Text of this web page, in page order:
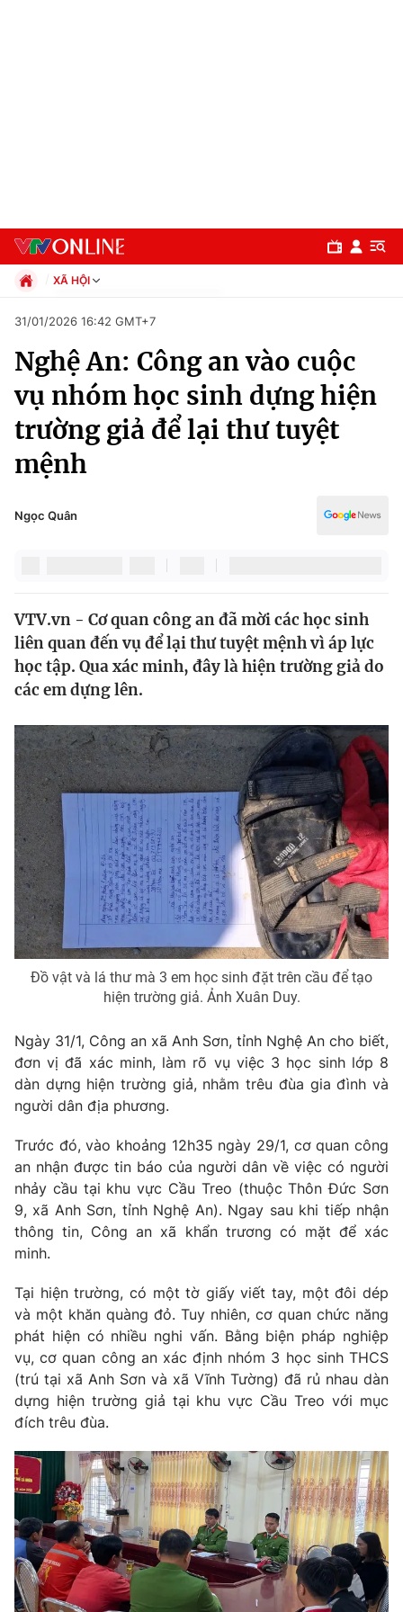
Chuyên mục
Chính trị
Xã hội
Pháp luật
Thế giới
Tin tức
Thế giới đó đây
Câu chuyện quốc tế
Kinh tế
Thị trường
Góc doanh nghiệp
Dữ liệu và đời sống
Truyền hình
Phim VTV
Hậu trường
Nhân vật
Khán giả
Giải sao mai
Giải trí
Điện ảnh
Âm nhạc
Sao
Đời sống
Du lịch
Làm đẹp
Chất lượng cuộc sống
Giáo dục
Tuyển sinh
Học trực tuyến
Công nghệ
Sản phẩm
Thị trường
Giao lưu trực tuyến
Lịch phát sóng
Chuyên mục khác
Emagazine Podcast
Photo Infographic
Video Shorts video
VTV Money VTV Thể thao
VTV Sức khoẻ Bất động sản
Thị trường 24h Tấm lòng Việt
VTV4 Vươn mình bằng AI
VTV9 VTV8
Liên hệ tòa soạn English
XÃ HỘI
Xã hội
Pháp luật
Kinh tế
Thể thao
Truyền hình
Văn hóa - Giải trí
Y tế
Công nghệ
31/01/2026 16:42 GMT+7
Nghệ An: Công an vào cuộc
vụ nhóm học sinh dựng hiện
trường giả để lại thư tuyệt
mệnh
Ngọc Quân
VTV.vn - Cơ quan công an đã mời các học sinh
liên quan đến vụ để lại thư tuyệt mệnh vì áp lực
học tập. Qua xác minh, đây là hiện trường giả do
các em dựng lên.
Đồ vật và lá thư mà 3 em học sinh đặt trên cầu để tạo
hiện trường giả. Ảnh Xuân Duy.
Ngày 31/1, Công an xã Anh Sơn, tỉnh Nghệ An cho biết,
đơn vị đã xác minh, làm rõ vụ việc 3 học sinh lớp 8
dàn dựng hiện trường giả, nhằm trêu đùa gia đình và
người dân địa phương.
Trước đó, vào khoảng 12h35 ngày 29/1, cơ quan công
an nhận được tin báo của người dân về việc có người
nhảy cầu tại khu vực Cầu Treo (thuộc Thôn Đức Sơn
9, xã Anh Sơn, tỉnh Nghệ An). Ngay sau khi tiếp nhận
thông tin, Công an xã khẩn trương có mặt để xác
minh.
Tại hiện trường, có một tờ giấy viết tay, một đôi dép
và một khăn quàng đỏ. Tuy nhiên, cơ quan chức năng
phát hiện có nhiều nghi vấn. Bằng biện pháp nghiệp
vụ, cơ quan công an xác định nhóm 3 học sinh THCS
(trú tại xã Anh Sơn và xã Vĩnh Tường) đã rủ nhau dàn
dựng hiện trường giả tại khu vực Cầu Treo với mục
đích trêu đùa.